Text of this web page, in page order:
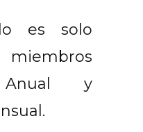
es solo
Anual y